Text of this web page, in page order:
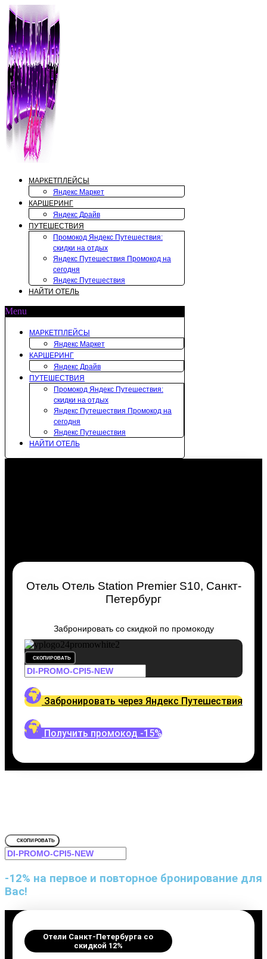
Перейти
содержимому
МАРКЕТПЛЕЙСЫ
Яндекс Маркет
КАРШЕРИНГ
Яндекс Драйв
ПУТЕШЕСТВИЯ
Промокод Яндекс Путешествия:
скидки на отдых
Яндекс Путешествия Промокод на
сегодня
Яндекс Путешествия
НАЙТИ ОТЕЛЬ
Menu
МАРКЕТПЛЕЙСЫ
Яндекс Маркет
КАРШЕРИНГ
Яндекс Драйв
ПУТЕШЕСТВИЯ
Промокод Яндекс Путешествия:
скидки на отдых
Яндекс Путешествия Промокод на
сегодня
Яндекс Путешествия
НАЙТИ ОТЕЛЬ
Отель Отель Station Premier S10, Санкт-
Петербург
Забронировать со скидкой по промокоду
СКОПИРОВАТЬ
Забронировать через Яндекс Путешествия
Получить промокод -15%
СКОПИРОВАТЬ
-12% на первое и повторное бронирование для
Вас!
Отели Санкт-Петербурга со
скидкой 12%